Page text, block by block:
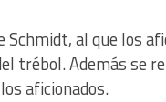
Schmidt, al que los
trébol. Además se
aficionados.